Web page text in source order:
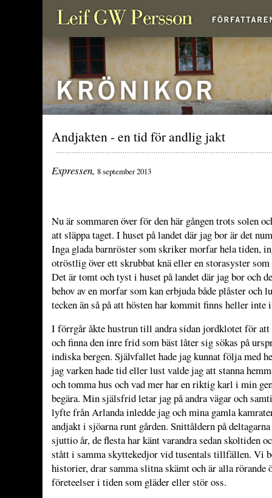
Andjakten - en tid för andlig jakt
Expressen, 8 september 2013
Nu är sommaren över för den här gången trots solen
att släppa taget. I huset på landet där jag bor är det
Inga glada barnröster som skriker morfar hela tiden,
otröstlig över ett skrubbat knä eller en storasyster som
Det är tomt och tyst i huset på landet där jag bor och
behov av en morfar som kan erbjuda både plåster och
tecken än så på att hösten har kommit finns heller
I förrgår åkte hustrun till andra sidan jordklotet för att
och finna den inre frid som bäst låter sig sökas på
indiska bergen. Självfallet hade jag kunnat följa med
jag varken hade tid eller lust valde jag att stanna
och tomma hus och vad mer har en riktig karl i min
begära. Min själsfrid letar jag på andra vägar och
lyfte från Arlanda inledde jag och mina gamla
andjakt i sjöarna runt gården. Snittåldern på
sjuttio år, de flesta har känt varandra sedan skoltiden
stått i samma skyttekedjor vid tusentals tillfällen. Vi
historier, drar samma slitna skämt och är alla rörande
företeelser i tiden som gläder eller stör oss.